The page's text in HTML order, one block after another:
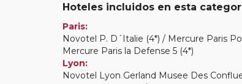
Hoteles incluidos en esta
Paris:
Novotel P. D´Italie (4*) / Mercure Paris
Mercure Paris la Defense 5 (4*)
Lyon:
Novotel Lyon Gerland Musee Des